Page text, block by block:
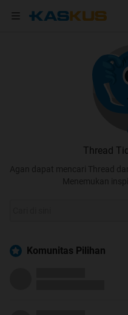
Thread
Agan dapat mencari Thread
Menemukan
Komunitas Pilihan